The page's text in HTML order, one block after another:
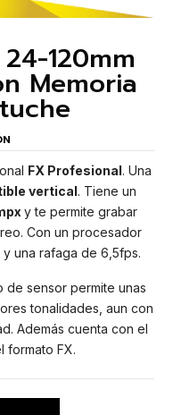
120mm
Memoria
FX Profesional. Una
vertical. Tiene un
y te permite grabar
Con un procesador
una rafaga de 6,5fps.
de sensor permite unas
tonalidades, aun con
Además cuenta con el
formato FX.